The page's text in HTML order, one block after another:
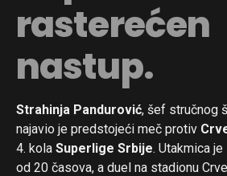
rasterećen
nastup.
Strahinja Pandurović, šef stručnog
najavio je predstojeći meč protiv
4. kola Superlige Srbije. Utakmica
od 20 časova, a duel na stadionu